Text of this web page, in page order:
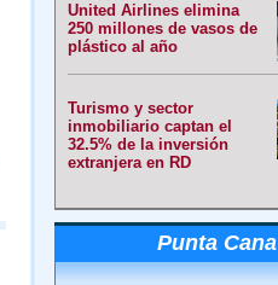
United Airlines elimina
250 millones de vasos de
plástico al año
Turismo y sector
inmobiliario captan el
32.5% de la inversión
extranjera en RD
Punta Cana